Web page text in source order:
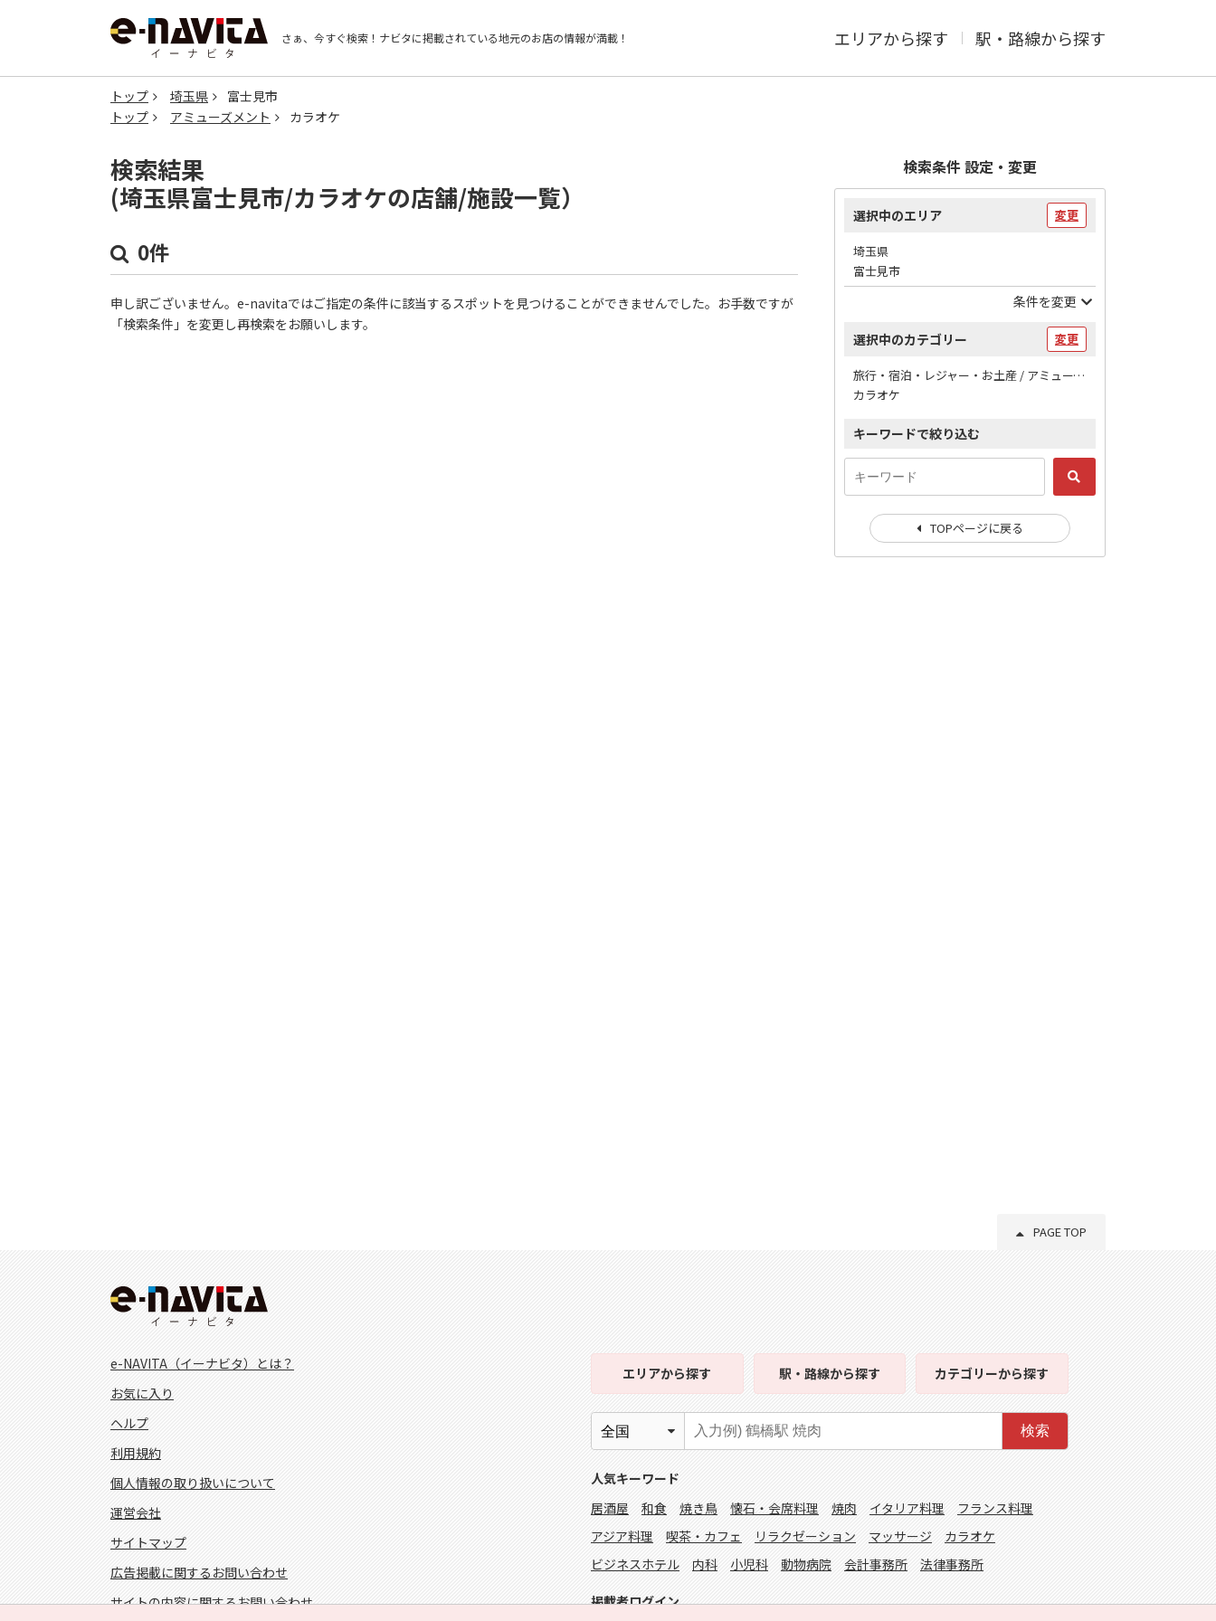
さぁ、今すぐ検索！ ナビタに掲載されている地元のお店の情報が満載！ エリアから探す 駅・路線から探す
トップ 埼玉県
富士見市
トップ
アミューズメント カラオケ
検索結果
(埼玉県富士見市/カラオケの店舗/施設一覧）
0件
申し訳ございません。e-navitaではご指定の条件に該当するスポットを見つけることができませんでした。お手数ですが
「検索条件」を変更し再検索をお願いします。
検索条件 設定・変更
選択中のエリア 変更
埼玉県
富士見市
条件を変更
選択中のカテゴリー 変更
旅行・宿泊・レジャー・お土産 / アミューズメント
カラオケ
キーワードで絞り込む
TOPページに戻る
PAGE TOP
e-NAVITA（イーナビタ）とは？
お気に入り
ヘルプ
利用規約
個人情報の取り扱いについて
運営会社
サイトマップ
広告掲載に関するお問い合わせ
サイトの内容に関するお問い合わせ
エリアから探す 駅・路線から探す カテゴリーから探す
検索
人気キーワード
居酒屋
和食 焼き鳥 懐石・会席料理 焼肉 イタリア料理
フランス料理
アジア料理
喫茶・カフェ リラクゼーション マッサージ
カラオケ
ビジネスホテル
内科 小児科 動物病院 会計事務所 法律事務所
掲載者ログイン